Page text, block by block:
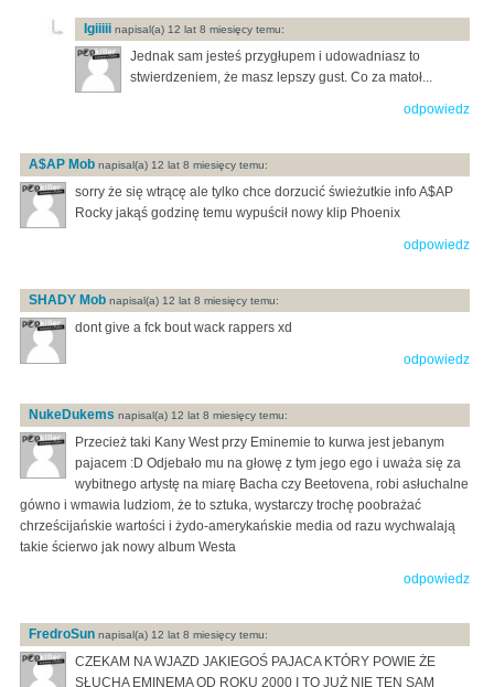
Igiiiii napisal(a) 12 lat 8 miesięcy temu:
Jednak sam jesteś przygłupem i udowadniasz to
stwierdzeniem, że masz lepszy gust. Co za matoł...
odpowiedz
A$AP Mob napisal(a) 12 lat 8 miesięcy temu:
sorry że się wtrącę ale tylko chce dorzucić świeżutkie info A$AP
Rocky jakąś godzinę temu wypuścił nowy klip Phoenix
odpowiedz
SHADY Mob napisal(a) 12 lat 8 miesięcy temu:
dont give a fck bout wack rappers xd
odpowiedz
NukeDukems napisal(a) 12 lat 8 miesięcy temu:
Przecież taki Kany West przy Eminemie to kurwa jest jebanym
pajacem :D Odjebało mu na głowę z tym jego ego i uważa się za
wybitnego artystę na miarę Bacha czy Beetovena, robi asłuchalne
gówno i wmawia ludziom, że to sztuka, wystarczy trochę poobrażać
chrześcijańskie wartości i żydo-amerykańskie media od razu wychwalają
takie ścierwo jak nowy album Westa
odpowiedz
FredroSun napisal(a) 12 lat 8 miesięcy temu:
CZEKAM NA WJAZD JAKIEGOŚ PAJACA KTÓRY POWIE ŻE
SŁUCHA EMINEMA OD ROKU 2000 I TO JUŻ NIE TEN SAM